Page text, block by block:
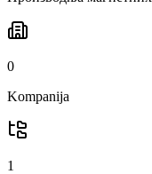
0
Kompanija
1